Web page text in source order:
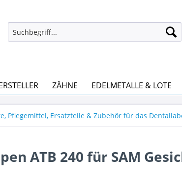
ZÄHNE EDELMETALLE & LOTE
Pflegemittel, Ersatzteile & Zubehör für das
ATB 240 für SAM